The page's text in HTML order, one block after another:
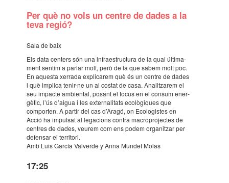
Per què no vols un centre de dades a la
teva regió?
Sala de baix
Els data centers són una infra­es­truc­tura de la qual últi­ma­
ment sentim a parlar molt, però de la que sabem molt poc.
En aquesta xerrada expli­ca­rem què és un centre de dades
i què implica tenir-ne un al costat de casa. Analit­za­rem el
seu impacte ambi­en­tal, posant el focus en el consum ener­
gè­tic, l’ús d’ai­gua i les exter­na­li­tats ecolò­gi­ques que
compor­ten. A partir del cas d’Aragó, on Ecolo­gis­tes en
Acció ha impul­sat al·le­ga­ci­ons contra macro­pro­jec­tes de
centres de dades, veurem com ens podem orga­nit­zar per
defen­sar el terri­tori.
Amb Luis García Valverde y Anna Mundet Molas
17:25